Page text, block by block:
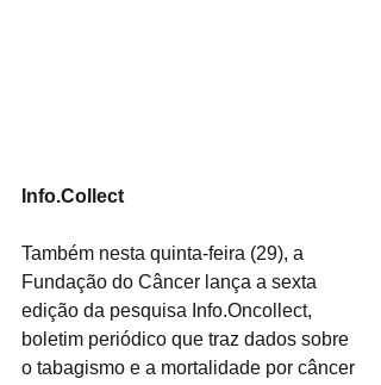
Info.Collect
Também nesta quinta-feira (29), a
Fundação do Câncer lança a sexta
edição da pesquisa Info.Oncollect,
boletim periódico que traz dados sobre
o tabagismo e a mortalidade por câncer